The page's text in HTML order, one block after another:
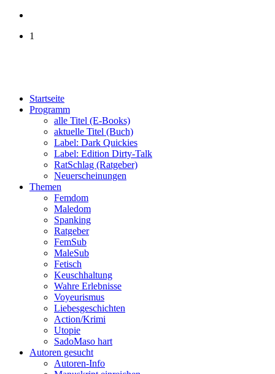
1
Startseite
Programm
alle Titel (E-Books)
aktuelle Titel (Buch)
Label: Dark Quickies
Label: Edition Dirty-Talk
RatSchlag (Ratgeber)
Neuerscheinungen
Themen
Femdom
Maledom
Spanking
Ratgeber
FemSub
MaleSub
Fetisch
Keuschhaltung
Wahre Erlebnisse
Voyeurismus
Liebesgeschichten
Action/Krimi
Utopie
SadoMaso hart
Autoren gesucht
Autoren-Info